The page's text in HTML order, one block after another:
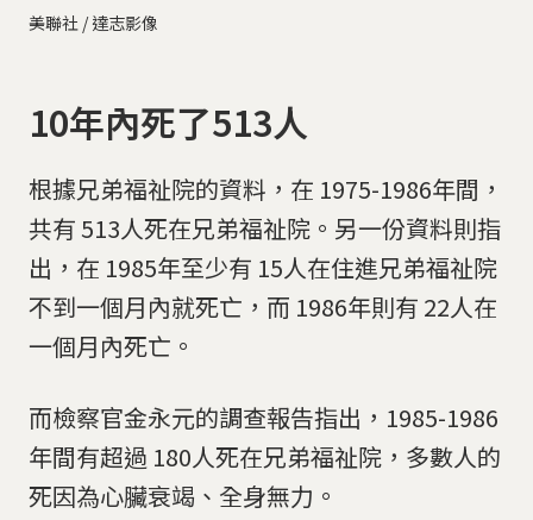
美聯社 / 達志影像
10年內死了513人
根據兄弟福祉院的資料，在 1975-1986年間，
共有 513人死在兄弟福祉院。另一份資料則指
出，在 1985年至少有 15人在住進兄弟福祉院
不到一個月內就死亡，而 1986年則有 22人在
一個月內死亡。
而檢察官金永元的調查報告指出，1985-1986
年間有超過 180人死在兄弟福祉院，多數人的
死因為心臟衰竭、全身無力。